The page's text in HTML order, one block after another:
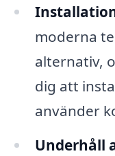
moderna
alternativ,
dig att
använder
Underhåll